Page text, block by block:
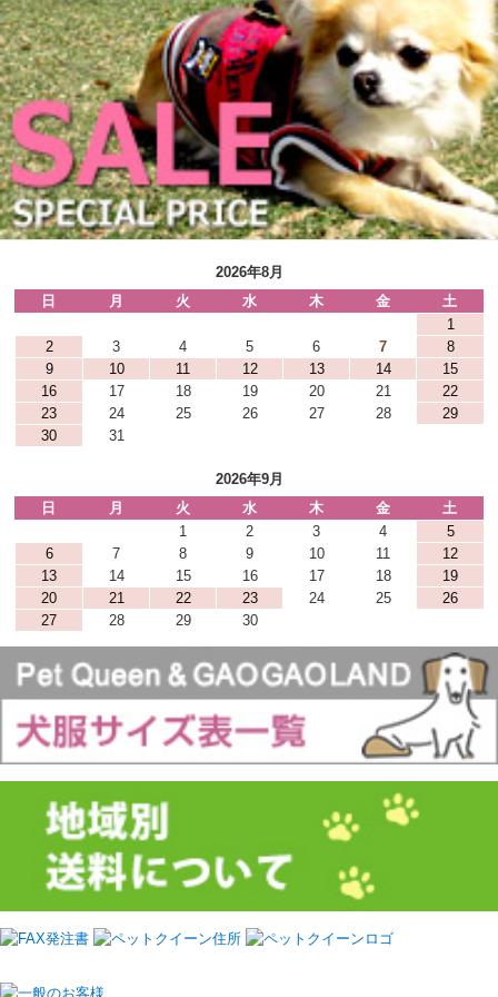
2026年8月
日
月 火 水 木 金
土
1
2
3 4 5 6 7
8
9
10 11 12 13 14
15
16
17 18 19 20 21
22
23
24 25 26 27 28
29
30
31
2026年9月
日
月 火 水 木 金
土
1
2 3 4
5
6
7 8 9 10 11
12
13
14 15 16 17 18
19
20
21 22 23 24 25
26
27
28 29 30